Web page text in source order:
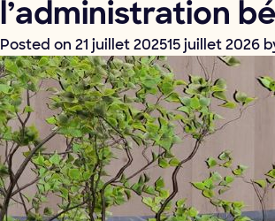
l’administration
Posted on 21 juillet 202515 juillet 2026